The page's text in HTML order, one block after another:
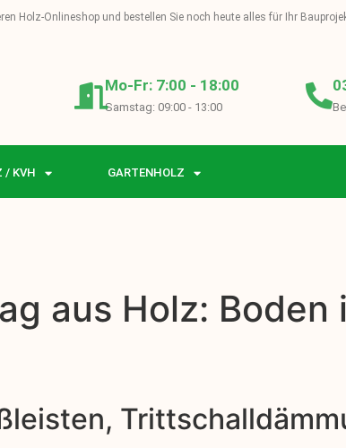
Holz-Onlineshop und bestellen Sie noch heute alles für Ihr
Mo-Fr: 7:00 - 18:00
Samstag: 09:00 - 13:00
/ KVH GARTENHOLZ
aus Holz: Boden